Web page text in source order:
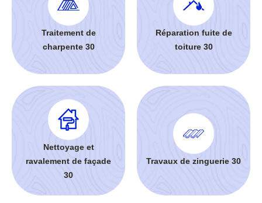
Traitement de
charpente 30
Réparation fuite de
toiture 30
Nettoyage et
ravalement de façade
30
Travaux de zinguerie 30